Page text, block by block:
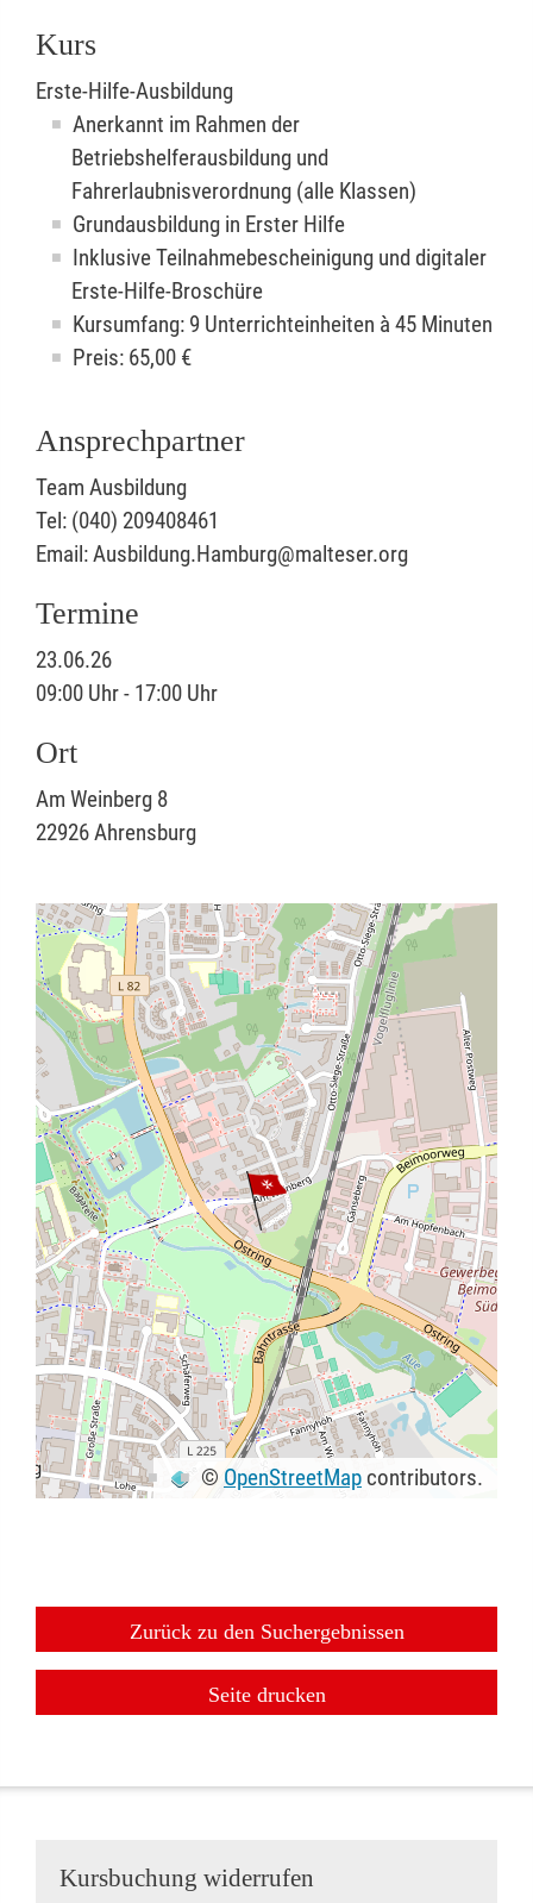
Kurs
Erste-Hilfe-Ausbildung
Anerkannt im Rahmen der
Betriebshelferausbildung und
Fahrerlaubnisverordnung (alle Klassen)
Grundausbildung in Erster Hilfe
Inklusive Teilnahmebescheinigung und digitaler
Erste-Hilfe-Broschüre
Kursumfang: 9 Unterrichteinheiten à 45 Minuten
Preis: 65,00 €
Ansprechpartner
Team Ausbildung
Tel: (040) 209408461
Email: Ausbildung.Hamburg@malteser.org
Termine
23.06.26
09:00 Uhr - 17:00 Uhr
Ort
Am Weinberg 8
22926Ahrensburg
© OpenStreetMap contributors.
Zurück zu den Suchergebnissen
Seite drucken
Kursbuchung widerrufen